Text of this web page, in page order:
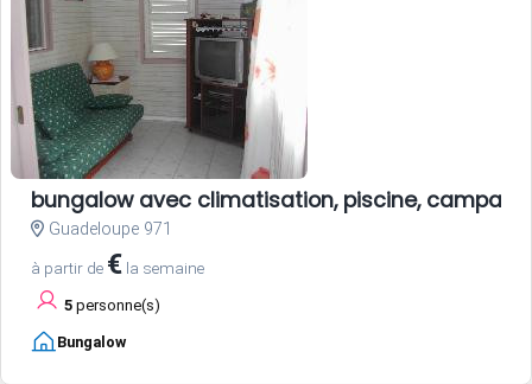
bungalow avec climatisation, piscine,
Guadeloupe 971
à partir de € la semaine
5 personne(s)
Bungalow